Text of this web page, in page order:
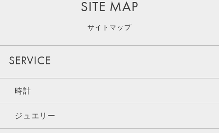
SITE MAP
サイトマップ
SERVICE
時計
ジュエリー